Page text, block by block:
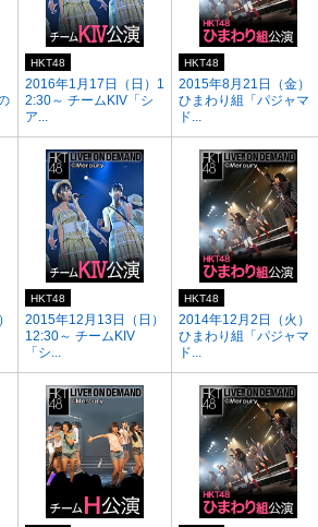
2016年1月17日（日）1
2:30～ チームKIV「シ
ア...
HKT48
2015年8月21日（金）
ひまわり組「パジャマ
ド...
HKT48
2015年12月13日（日）
12:30～ チームKIV
「シ...
HKT48
2014年12月2日（火）
ひまわり組「パジャマ
ド...
HKT48